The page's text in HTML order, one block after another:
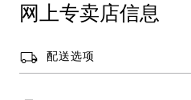
网上专卖店信息
配送选项